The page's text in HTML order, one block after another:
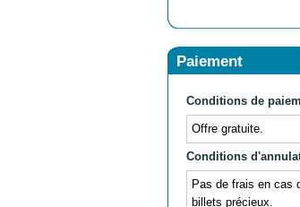
Paiement
Conditions de
Offre gratuite.
Conditions
Pas de frais en cas
billets précieux.